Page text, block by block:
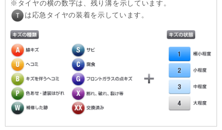
タイヤの横の数字は、残り溝を示しています。
は応急タイヤの装着を示しています。